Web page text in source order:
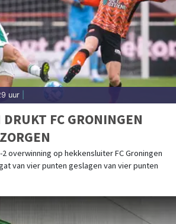
uur
DRUKT FC GRONINGEN
2 overwinning op hekkensluiter FC Groningen
van vier punten geslagen van vier punten